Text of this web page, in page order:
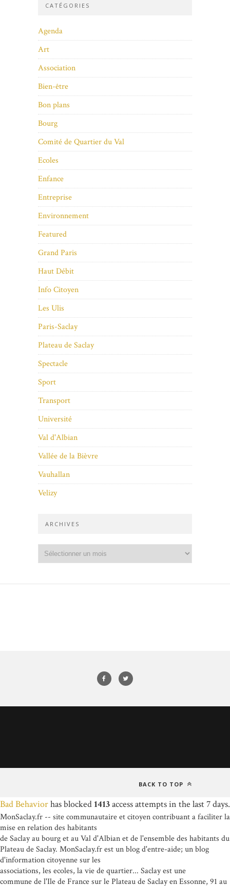
CATÉGORIES
Agenda
Art
Association
Bien-être
Bon plans
Bourg
Comité de Quartier du Val
Ecoles
Enfance
Entreprise
Environnement
Featured
Grand Paris
Haut Débit
Info Citoyen
Les Ulis
Paris-Saclay
Plateau de Saclay
Spectacle
Sport
Transport
Université
Val d'Albian
Vallée de la Bièvre
Vauhallan
Velizy
ARCHIVES
BACK TO TOP
Bad Behaviorhas blocked1413access attempts in the last 7 days.
MonSaclay.fr -- site communautaire et citoyen contribuant a faciliter la
mise en relation des habitants
de Saclay au bourg et au Val d'Albian et de l'ensemble des habitants du
Plateau de Saclay. MonSaclay.fr est un blog d'entre-aide; un blog
d'information citoyenne sur les
associations, les ecoles, la vie de quartier... Saclay est une
commune de l'Ile de France sur le Plateau de Saclay en Essonne, 91 au